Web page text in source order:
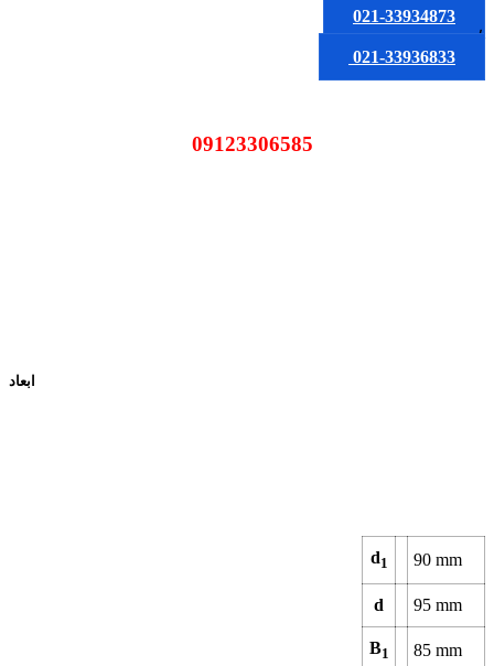
021-33934873
یا
021-33936833
ابعاد
d1 90 mm
d 95 mm
B1 85 mm